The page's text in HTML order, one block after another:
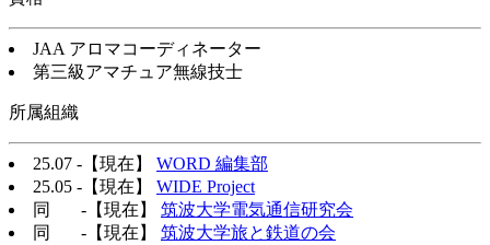
JAA アロマコーディネーター
第三級アマチュア無線技士
所属組織
25.07 -【現在】 WORD 編集部
25.05 -【現在】 WIDE Project
同 -【現在】 筑波大学電気通信研究会
同 -【現在】 筑波大学旅と鉄道の会